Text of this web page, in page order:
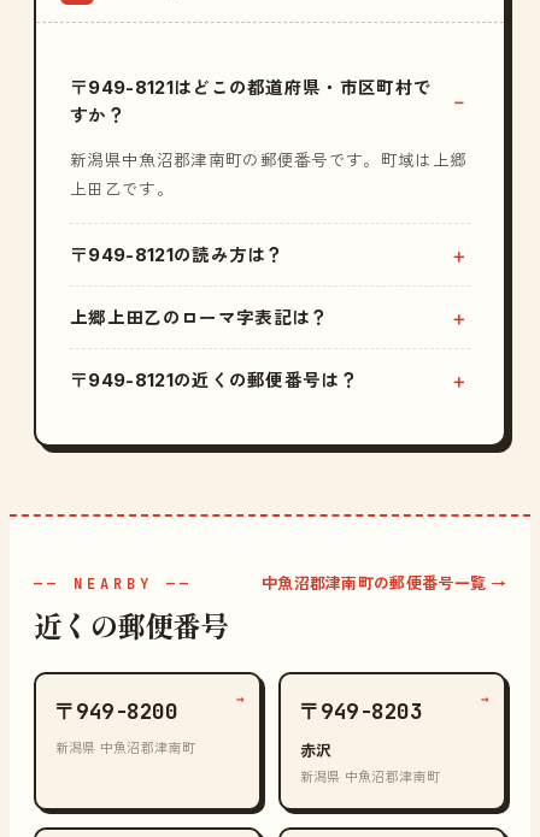
〒949-8121はどこの都道府県・市区町村で
すか？
新潟県中魚沼郡津南町の郵便番号です。町域は上郷
上田乙です。
〒949-8121の読み方は？
上郷上田乙のローマ字表記は？
〒949-8121の近くの郵便番号は？
—— NEARBY ——
近くの郵便番号
中魚沼郡津南町の郵便番号一覧 →
〒949-8200
新潟県 中魚沼郡津南町
→ 〒949-8203
赤沢
新潟県 中魚沼郡津南町
→